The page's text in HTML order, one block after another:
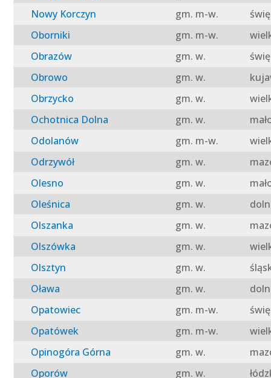
Nowy Korczyn
gm. m-w.
Oborniki
gm. m-w.
Obrazów
gm. w.
Obrowo
gm. w.
Obrzycko
gm. w.
Ochotnica Dolna
gm. w.
Odolanów
gm. m-w.
Odrzywół
gm. w.
Olesno
gm. w.
Oleśnica
gm. w.
Olszanka
gm. w.
Olszówka
gm. w.
Olsztyn
gm. w.
Oława
gm. w.
Opatowiec
gm. m-w.
Opatówek
gm. m-w.
Opinogóra Górna
gm. w.
Oporów
gm. w.